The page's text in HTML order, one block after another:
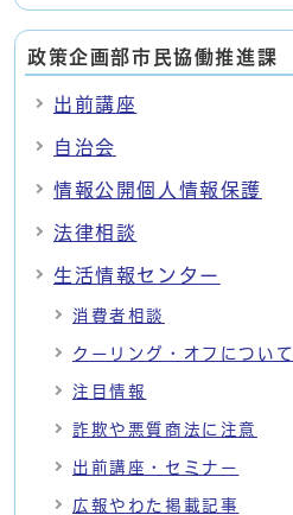
政策企画部市民協働推進課
出前講座
自治会
情報公開個人情報保護
法律相談
生活情報センター
消費者相談
クーリング・オフについて
注目情報
詐欺や悪質商法に注意
出前講座・セミナー
広報やわた掲載記事